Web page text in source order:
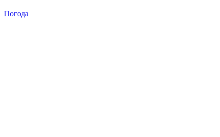
Погода